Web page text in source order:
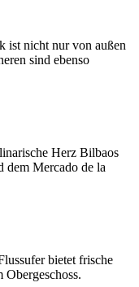
ist nicht nur von außen
sind ebenso
Herz Bilbaos
dem Mercado de la
bietet frische